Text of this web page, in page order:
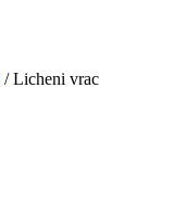
/ Licheni vrac